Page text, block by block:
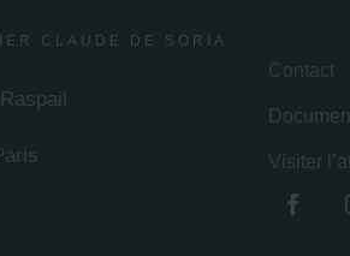
CLAUDE DE SORIA
Contact
Visiter